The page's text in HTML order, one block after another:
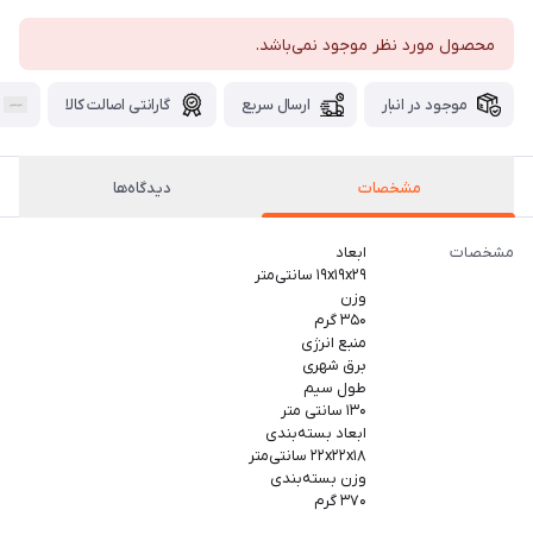
محصول مورد نظر موجود نمی‌باشد.
موجود در انبار ارسال سریع گارانتی اصالت کالا
مشخصات دیدگاه‌ها
مشخصات
ابعاد
۱۹x۱۹x۲۹ سانتی‌متر
وزن
۳۵۰ گرم
منبع انرژی
برق شهری
طول سیم
۱۳۰ سانتی متر
ابعاد بسته‌بندی
۲۲x۲۲x۱۸ سانتی‌متر
وزن بسته‌بندی
۳۷۰ گرم